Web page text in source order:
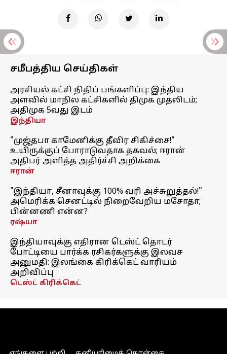
சமீபத்திய செய்திகள்
அரசியல் கட்சி நிதிப் பங்களிப்பு: இந்திய
அளவில் மாநில கட்சிகளில் திமுக முதலிடம்;
அதிமுக 5வது இடம்
இந்தியா
"முஜ்தபா காமேனிக்கு தீவிர சிகிச்சை!"
உயிருக்குப் போராடுவதாக தகவல்; ஈரான்
அதிபர் அளித்த அதிர்ச்சி அறிக்கை
ஈரான்
"இந்தியா, சீனாவுக்கு 100% வரி அச்சுறுத்தல்!"
அமெரிக்க செனட்டில் நிறைவேறிய மசோதா;
பின்னணி என்ன?
ரஷ்யா
இந்தியாவுக்கு எதிரான டெஸ்ட் தொடர்
போட்டியை பார்க்க ரசிகர்களுக்கு இலவச
அனுமதி: இலங்கை கிரிக்கெட் வாரியம்
அறிவிப்பு
டெஸ்ட் கிரிக்கெட்